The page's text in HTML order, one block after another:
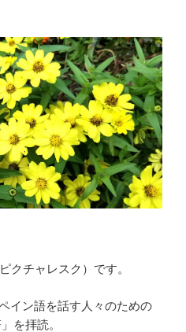
クチャレスク）です。
イン語を話す人々のための
を拝読。